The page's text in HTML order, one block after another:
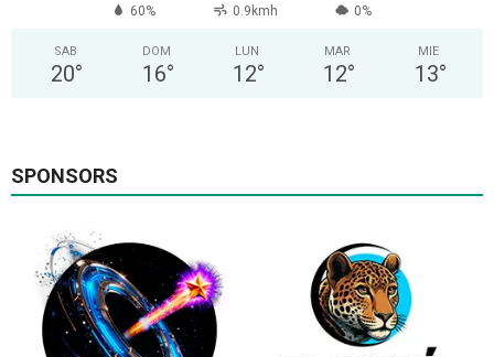
60% 0.9kmh 0%
SAB
20°
DOM
16°
LUN
12°
MAR
12°
MIE
13°
SPONSORS